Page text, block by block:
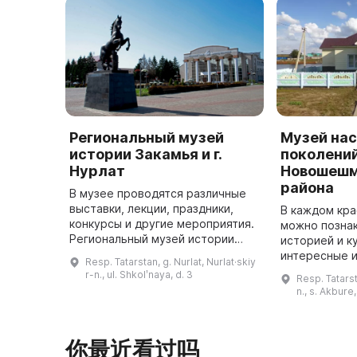
Региональный музей
истории Закамья и г.
Нурлат
В музее проводятся различные
выставки, лекции, праздники,
конкурсы и другие мероприятия.
Региональный музей истории
июне 2002 года и начал
Resp. Tatarstan, g. Nurlat, Nurlat·skiy
r-n., ul. Shkolʹnaya, d. 3
Музей
района
В каждом
можно
историей и
интересные
местных
Resp.
n., s.
你最近看过吗